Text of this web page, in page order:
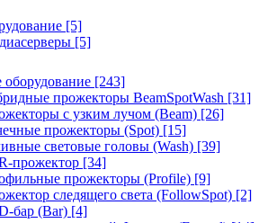
[5]
[5]
оборудование [243]
прожекторы BeamSpotWash [31]
с узким лучом (Beam) [26]
прожекторы (Spot) [15]
световые головы (Wash) [39]
прожектор [34]
прожекторы (Profile) [9]
следящего света (FollowSpot) [2]
бар (Bar) [4]